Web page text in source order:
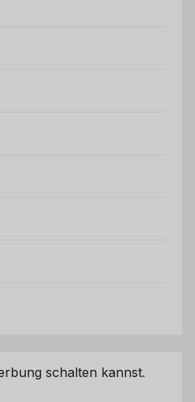
schalten kannst.